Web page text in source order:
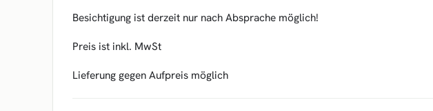
Besichtigung ist derzeit nur nach Absprache möglich!
Preis ist inkl. MwSt
Lieferung gegen Aufpreis möglich